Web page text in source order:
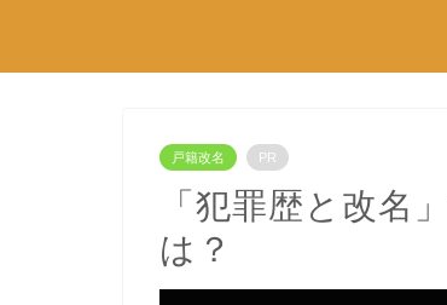
戸籍改名 PR
「犯罪歴と改名
は？